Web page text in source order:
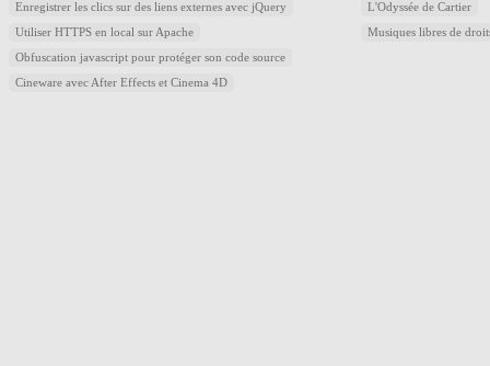
Enregistrer les clics sur des liens externes avec jQuery
Utiliser HTTPS en local sur Apache
Obfuscation javascript pour protéger son code source
Cineware avec After Effects et Cinema 4D
L'Odyssée de Cartier
Musiques libres de